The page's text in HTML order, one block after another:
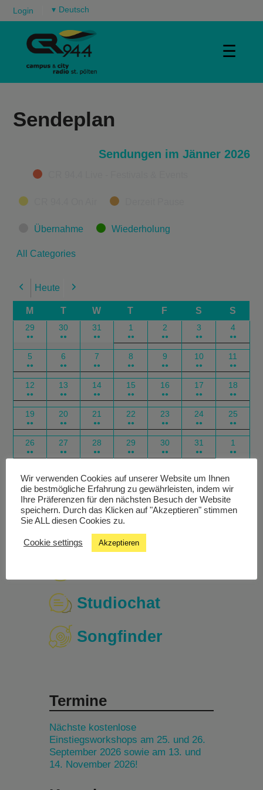
Login ▾
☰
Sendeplan
Sendungen im Jänner 2026
Categories
Übernahme Wiederholung
All Categories
Previous
Heute Next
M T W T F S S
29
●●
30
●●
31
●●
1
●●
2
●●
3
●●
4
●●
5
●●
6
●●
7
●●
8
●●
9
●●
10
●●
11
●●
12
●●
13
●●
14
●●
15
●●
16
●●
17
●●
18
●●
19
●●
20
●●
21
●●
22
●●
23
●●
24
●●
25
●●
26
●●
27
●●
28
●●
29
●●
30
●●
31
●●
1
●●
Subscribe
in
Google
Subscribe
in
Outlook
Export
for
Google
Export
for
Outlook
Studiochat
Songfinder
Termine
Nächste kostenlose
Einstiegsworkshops am 25. und 26.
September 2026 sowie am 13. und
14. November 2026!
Wir verwenden Cookies auf unserer Website um Ihnen
die bestmögliche Erfahrung zu gewährleisten, indem wir
Ihre Präferenzen für den nächsten Besuch der Website
speichern. Durch das Klicken auf "Akzeptieren" stimmen
Sie ALL diesen Cookies zu.
Cookie settings Akzeptieren